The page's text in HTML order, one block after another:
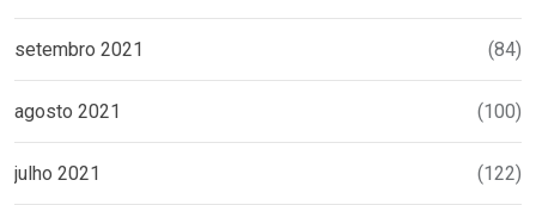
setembro 2021 (84)
agosto 2021 (100)
julho 2021 (122)